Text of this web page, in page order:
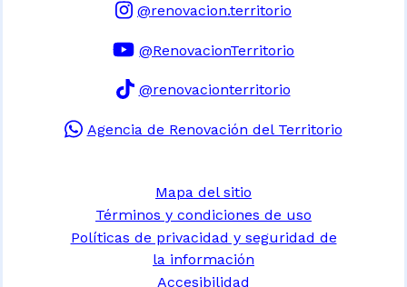
@renovacion.territorio
@RenovacionTerritorio
@renovacionterritorio
Agencia de Renovación del Territorio
Mapa del sitio
Términos y condiciones de uso
Políticas de privacidad y seguridad de
la información
Accesibilidad